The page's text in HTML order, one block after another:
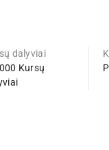
dalyviai
Kursų